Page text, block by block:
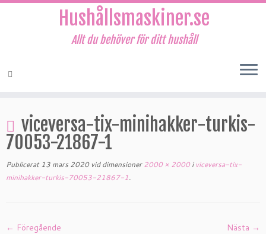
innehåll
Hushållsmaskiner.se
Allt du behöver för ditt hushåll
viceversa-tix-minihakker-turkis-
70053-21867-1
Publicerat 13 mars 2020vid dimensioner2000 × 2000iviceversa-tix-
minihakker-turkis-70053-21867-1.
← Föregående Nästa →